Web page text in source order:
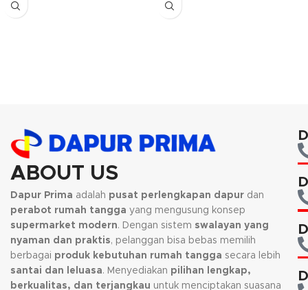
digunakan untuk minuman wine.
sebagai tempat juice ataupun
ABOUT US
Dapur Prima adalah pusat perlengkapan dapur dan
perabot rumah tangga yang mengusung konsep
supermarket modern. Dengan sistem swalayan yang
nyaman dan praktis, pelanggan bisa bebas memilih
berbagai produk kebutuhan rumah tangga secara lebih
santai dan leluasa. Menyediakan pilihan lengkap,
berkualitas, dan terjangkau untuk menciptakan suasana